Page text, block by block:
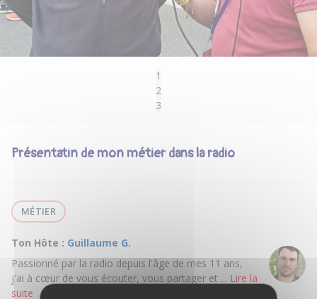
1
2
3
Présentatin de mon métier dans la radio
MÉTIER
Ton Hôte : Guillaume G.
Passionné par la radio depuis l'âge de mes 11 ans,
j'ai à cœur de vous écouter, vous partager et ... Lire la
suite